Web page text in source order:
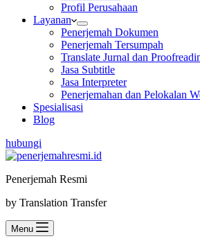
Profil Perusahaan
Layanan
Penerjemah Dokumen
Penerjemah Tersumpah
Translate Jurnal dan
Jasa Subtitle
Jasa Interpreter
Penerjemahan dan Pelokalan
Spesialisasi
Blog
hubungi
Penerjemah Resmi
by Translation Transfer
Menu